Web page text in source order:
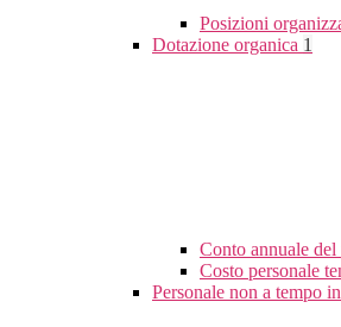
Posizioni
Dotazione organica 1
Conto annuale del
Costo personale
Personale non a tempo